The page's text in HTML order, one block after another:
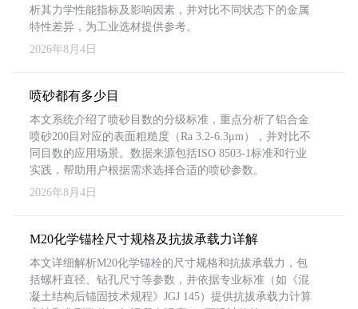
析其力学性能指标及影响因素，并对比不同状态下的金属
特性差异，为工业选材提供参考。
2026年8月4日
喷砂都有多少目
本文系统介绍了喷砂目数的分级标准，重点分析了铝合金
喷砂200目对应的表面粗糙度（Ra 3.2-6.3μm），并对比不
同目数的应用场景。数据来源包括ISO 8503-1标准和行业
实践，帮助用户根据需求选择合适的喷砂参数。
2026年8月4日
M20化学锚栓尺寸规格及抗拔承载力详解
本文详细解析M20化学锚栓的尺寸规格和抗拔承载力，包
括螺杆直径、钻孔尺寸等参数，并依据专业标准（如《混
凝土结构后锚固技术规程》JGJ 145）提供抗拔承载力计算